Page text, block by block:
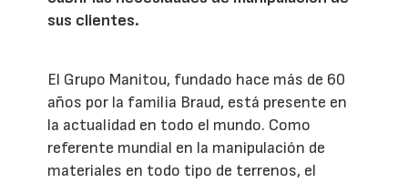
sus clientes.
El Grupo Manitou, fundado hace más de 60
años por la familia Braud, está presente en
la actualidad en todo el mundo. Como
referente mundial en la manipulación de
materiales en todo tipo de terrenos, el